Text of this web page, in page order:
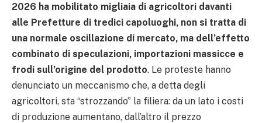
2026 ha mobilitato migliaia di agricoltori davanti
alle Prefetture di tredici capoluoghi, non si tratta di
una normale oscillazione di mercato, ma dell’effetto
combinato di speculazioni, importazioni massicce e
frodi sull’origine del prodotto. Le proteste hanno
denunciato un meccanismo che, a detta degli
agricoltori, sta “strozzando” la filiera: da un lato i costi
di produzione aumentano, dall’altro il prezzo